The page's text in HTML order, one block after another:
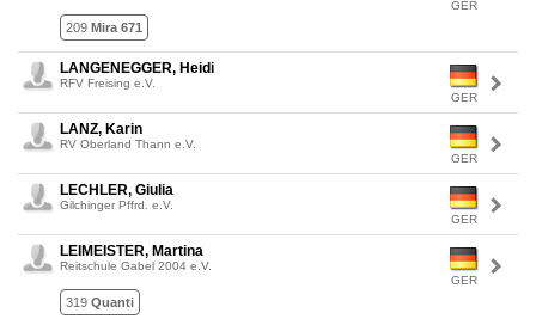
GER
209 Mira 671
GER
LANGENEGGER, Heidi
RFV Freising e.V.
GER
LANZ, Karin
RV Oberland Thann e.V.
GER
LECHLER, Giulia
Gilchinger Pffrd. e.V.
GER
LEIMEISTER, Martina
Reitschule Gabel 2004 e.V.
319 Quanti